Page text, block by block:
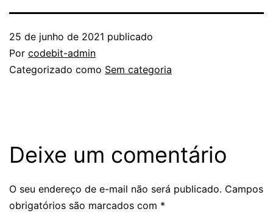
25 de junho de 2021 publicado
Por codebit-admin
Categorizado como Sem categoria
Deixe um comentário
O seu endereço de e-mail não será publicado. Campos
obrigatórios são marcados com *